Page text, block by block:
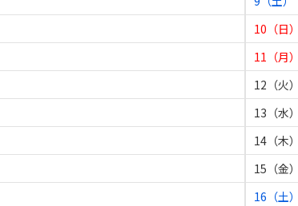
10（日）
11（月）
12（火）
13（水）
14（木）
15（金）
16（土）